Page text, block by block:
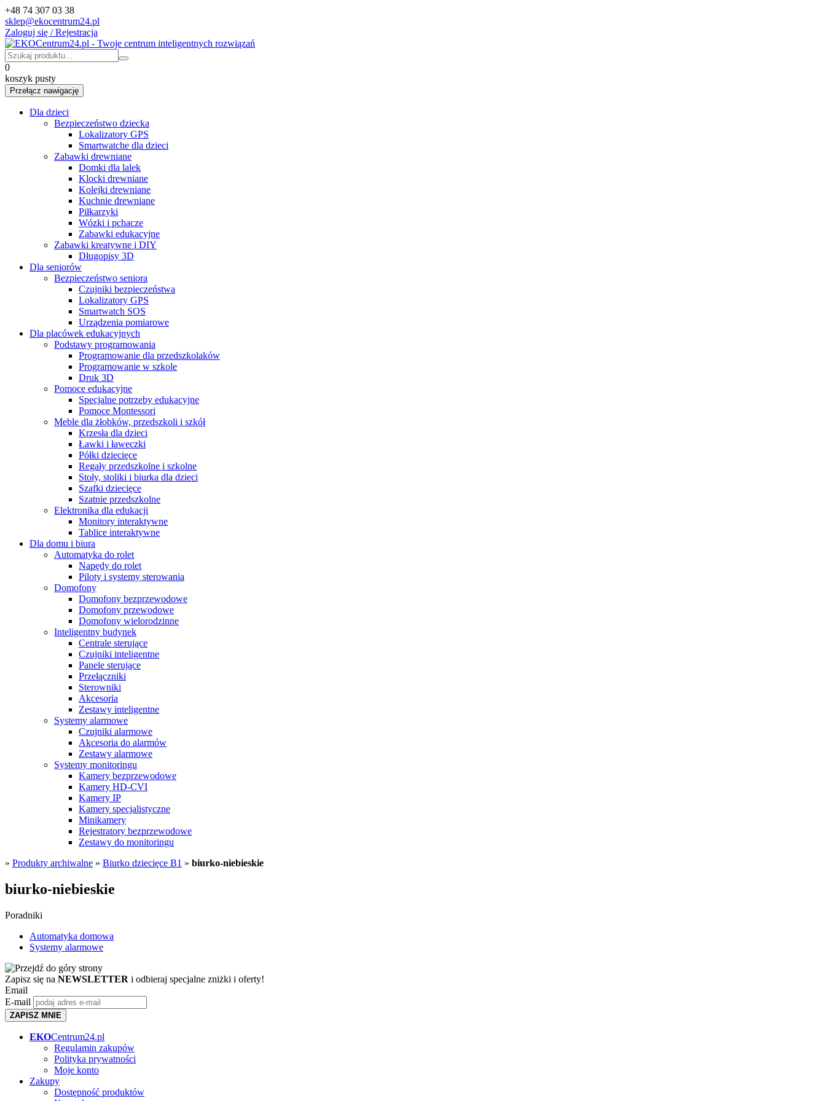
+48 74 307 03 38
sklep@ekocentrum24.pl
Zaloguj się / Rejestracja
0
koszyk pusty
Przełącz nawigację
Dla dzieci
Bezpieczeństwo dziecka
Lokalizatory GPS
Smartwatche dla dzieci
Zabawki drewniane
Domki dla lalek
Klocki drewniane
Kolejki drewniane
Kuchnie drewniane
Piłkarzyki
Wózki i pchacze
Zabawki edukacyjne
Zabawki kreatywne i DIY
Długopisy 3D
Dla seniorów
Bezpieczeństwo seniora
Czujniki bezpieczeństwa
Lokalizatory GPS
Smartwatch SOS
Urządzenia pomiarowe
Dla placówek edukacyjnych
Podstawy programowania
Programowanie dla przedszkolaków
Programowanie w szkole
Druk 3D
Pomoce edukacyjne
Specjalne potrzeby edukacyjne
Pomoce Montessori
Meble dla żłobków, przedszkoli i szkół
Krzesła dla dzieci
Ławki i ławeczki
Półki dziecięce
Regały przedszkolne i szkolne
Stoły, stoliki i biurka dla dzieci
Szafki dziecięce
Szatnie przedszkolne
Elektronika dla edukacji
Monitory interaktywne
Tablice interaktywne
Dla domu i biura
Automatyka do rolet
Napędy do rolet
Piloty i systemy sterowania
Domofony
Domofony bezprzewodowe
Domofony przewodowe
Domofony wielorodzinne
Inteligentny budynek
Centrale sterujące
Czujniki inteligentne
Panele sterujące
Przełączniki
Sterowniki
Akcesoria
Zestawy inteligentne
Systemy alarmowe
Czujniki alarmowe
Akcesoria do alarmów
Zestawy alarmowe
Systemy monitoringu
Kamery bezprzewodowe
Kamery HD-CVI
Kamery IP
Kamery specjalistyczne
Minikamery
Rejestratory bezprzewodowe
Zestawy do monitoringu
» Produkty archiwalne » Biurko dziecięce B1 » biurko-niebieskie
biurko-niebieskie
Poradniki
Automatyka domowa
Systemy alarmowe
Zapisz się na NEWSLETTER i odbieraj specjalne zniżki i oferty!
Email
E-mail
ZAPISZ MNIE
EKOCentrum24.pl
Regulamin zakupów
Polityka prywatności
Moje konto
Zakupy
Dostępność produktów